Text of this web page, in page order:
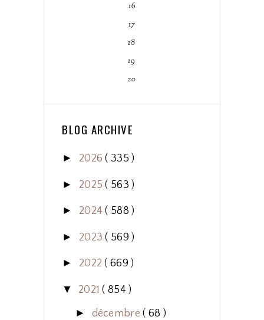
16
17
18
19
20
BLOG ARCHIVE
► 2026( 335 )
► 2025( 563 )
► 2024( 588 )
► 2023( 569 )
► 2022( 669 )
▼ 2021( 854 )
► décembre( 68 )